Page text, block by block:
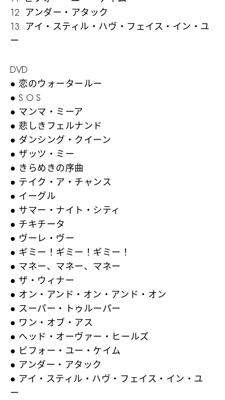
12. アンダー・アタック
13. アイ・スティル・ハヴ・フェイス・イン・ユ
ー
DVD
● 恋のウォータールー
● S.O.S
● マンマ・ミーア
● 悲しきフェルナンド
● ダンシング・クイーン
● ザッツ・ミー
● きらめきの序曲
● テイク・ア・チャンス
● イーグル
● サマー・ナイト・シティ
● チキチータ
● ヴーレ・ヴー
● ギミー！ギミー！ギミー！
● マネー、マネー、マネー
● ザ・ウィナー
● オン・アンド・オン・アンド・オン
● スーパー・トゥルーパー
● ワン・オブ・アス
● ヘッド・オーヴァー・ヒールズ
● ビフォー・ユー・ケイム
● アンダー・アタック
● アイ・スティル・ハヴ・フェイス・イン・ユ
ー